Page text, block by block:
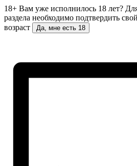
18+ Вам уже исполнилось 18 лет?
раздела необходимо подтвердить
возраст
Да, мне есть 18